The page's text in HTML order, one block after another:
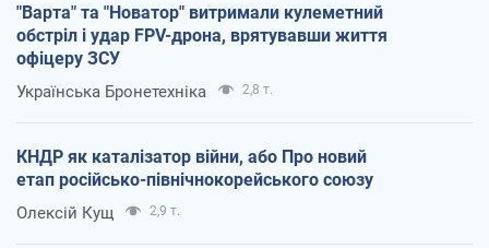
"Варта" та "Новатор" витримали кулеметний
обстріл і удар FPV-дрона, врятувавши життя
офіцеру ЗСУ
Українська Бронетехніка 2,8 т.
КНДР як каталізатор війни, або Про новий
етап російсько-північнокорейського союзу
Олексій Кущ 2,9 т.